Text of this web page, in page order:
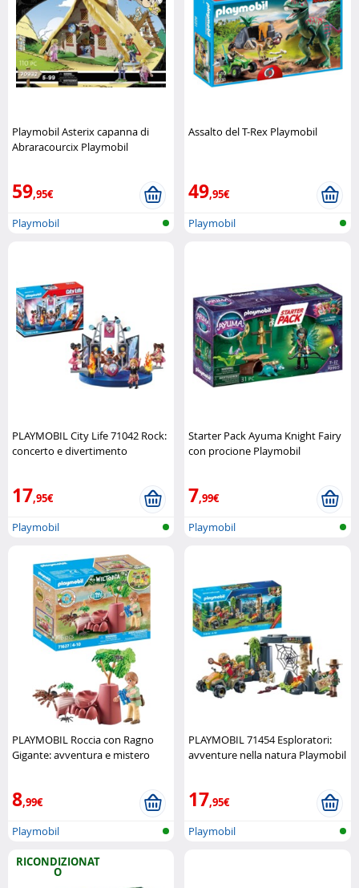
Playmobil Asterix capanna di
Abraracourcix Playmobil
59,95€
Playmobil
Assalto del T-Rex Playmobil
49,95€
Playmobil
PLAYMOBIL City Life 71042 Rock:
concerto e divertimento
17,95€
Playmobil
Starter Pack Ayuma Knight Fairy
con procione Playmobil
7,99€
Playmobil
PLAYMOBIL Roccia con Ragno
Gigante: avventura e mistero
8,99€
Playmobil
PLAYMOBIL 71454 Esploratori:
avventure nella natura Playmobil
17,95€
Playmobil
RICONDIZIONAT
O